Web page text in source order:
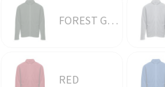
FOREST GREEN
RED